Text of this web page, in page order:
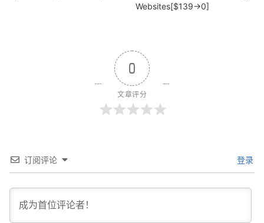
Websites[$139→0]
0
文章评分
订阅评论 登录